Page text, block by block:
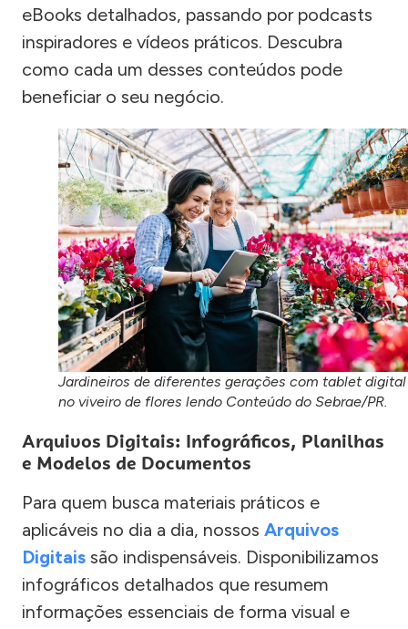
eBooks detalhados, passando por podcasts
inspiradores e vídeos práticos. Descubra
como cada um desses conteúdos pode
beneficiar o seu negócio.
Jardineiros de diferentes gerações com tablet digital
no viveiro de flores lendo Conteúdo do Sebrae/PR.
Arquivos Digitais: Infográficos, Planilhas
e Modelos de Documentos
Para quem busca materiais práticos e
aplicáveis no dia a dia, nossos Arquivos
Digitais são indispensáveis. Disponibilizamos
infográficos detalhados que resumem
informações essenciais de forma visual e